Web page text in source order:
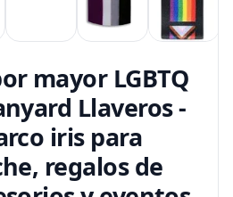
mayor LGBTQ
Llaveros -
iris para
regalos de